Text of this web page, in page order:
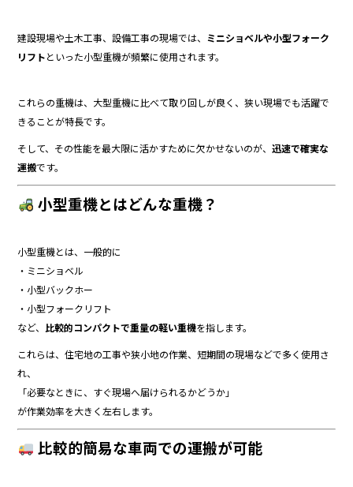
建設現場や土木工事、設備工事の現場では、 ミニショベルや小型フォーク
リフトといった小型重機が頻繁に使用されます。
これらの重機は、大型重機に比べて取り回しが良く、狭い現場でも活躍で
きることが特長です。
そして、その性能を最大限に活かすために欠かせないのが、迅速で確実な
運搬です。
小型重機とはどんな重機？
小型重機とは、一般的に
・ミニショベル
・小型バックホー
・小型フォークリフト
など、 比較的コンパクトで重量の軽い重機を指します。
これらは、住宅地の工事や狭小地の作業、短期間の現場などで多く使用さ
れ、
「必要なときに、すぐ現場へ届けられるかどうか」
が作業効率を大きく左右します。
比較的簡易な車両での運搬が可能